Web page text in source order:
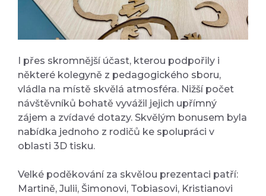
I přes skromnější účast, kterou podpořily i
některé kolegyně z pedagogického sboru,
vládla na místě skvělá atmosféra. Nižší počet
návštěvníků bohatě vyvážil jejich upřímný
zájem a zvídavé dotazy. Skvělým bonusem byla
nabídka jednoho z rodičů ke spolupráci v
oblasti 3D tisku.
Velké poděkování za skvělou prezentaci patří:
Martině, Julii, Šimonovi, Tobiasovi, Kristianovi